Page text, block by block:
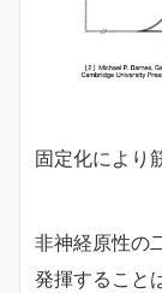
固定化により
非神経原性の
発揮すること